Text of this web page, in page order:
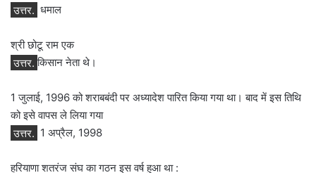
उत्तर. धमाल
श्री छोटू राम एक
उत्तर. किसान नेता थे।
1 जुलाई, 1996 को शराबबंदी पर अध्यादेश पारित किया गया था। बाद में इस तिथि
को इसे वापस ले लिया गया
उत्तर. 1 अप्रैल, 1998
हरियाणा शतरंज संघ का गठन इस वर्ष हुआ था :